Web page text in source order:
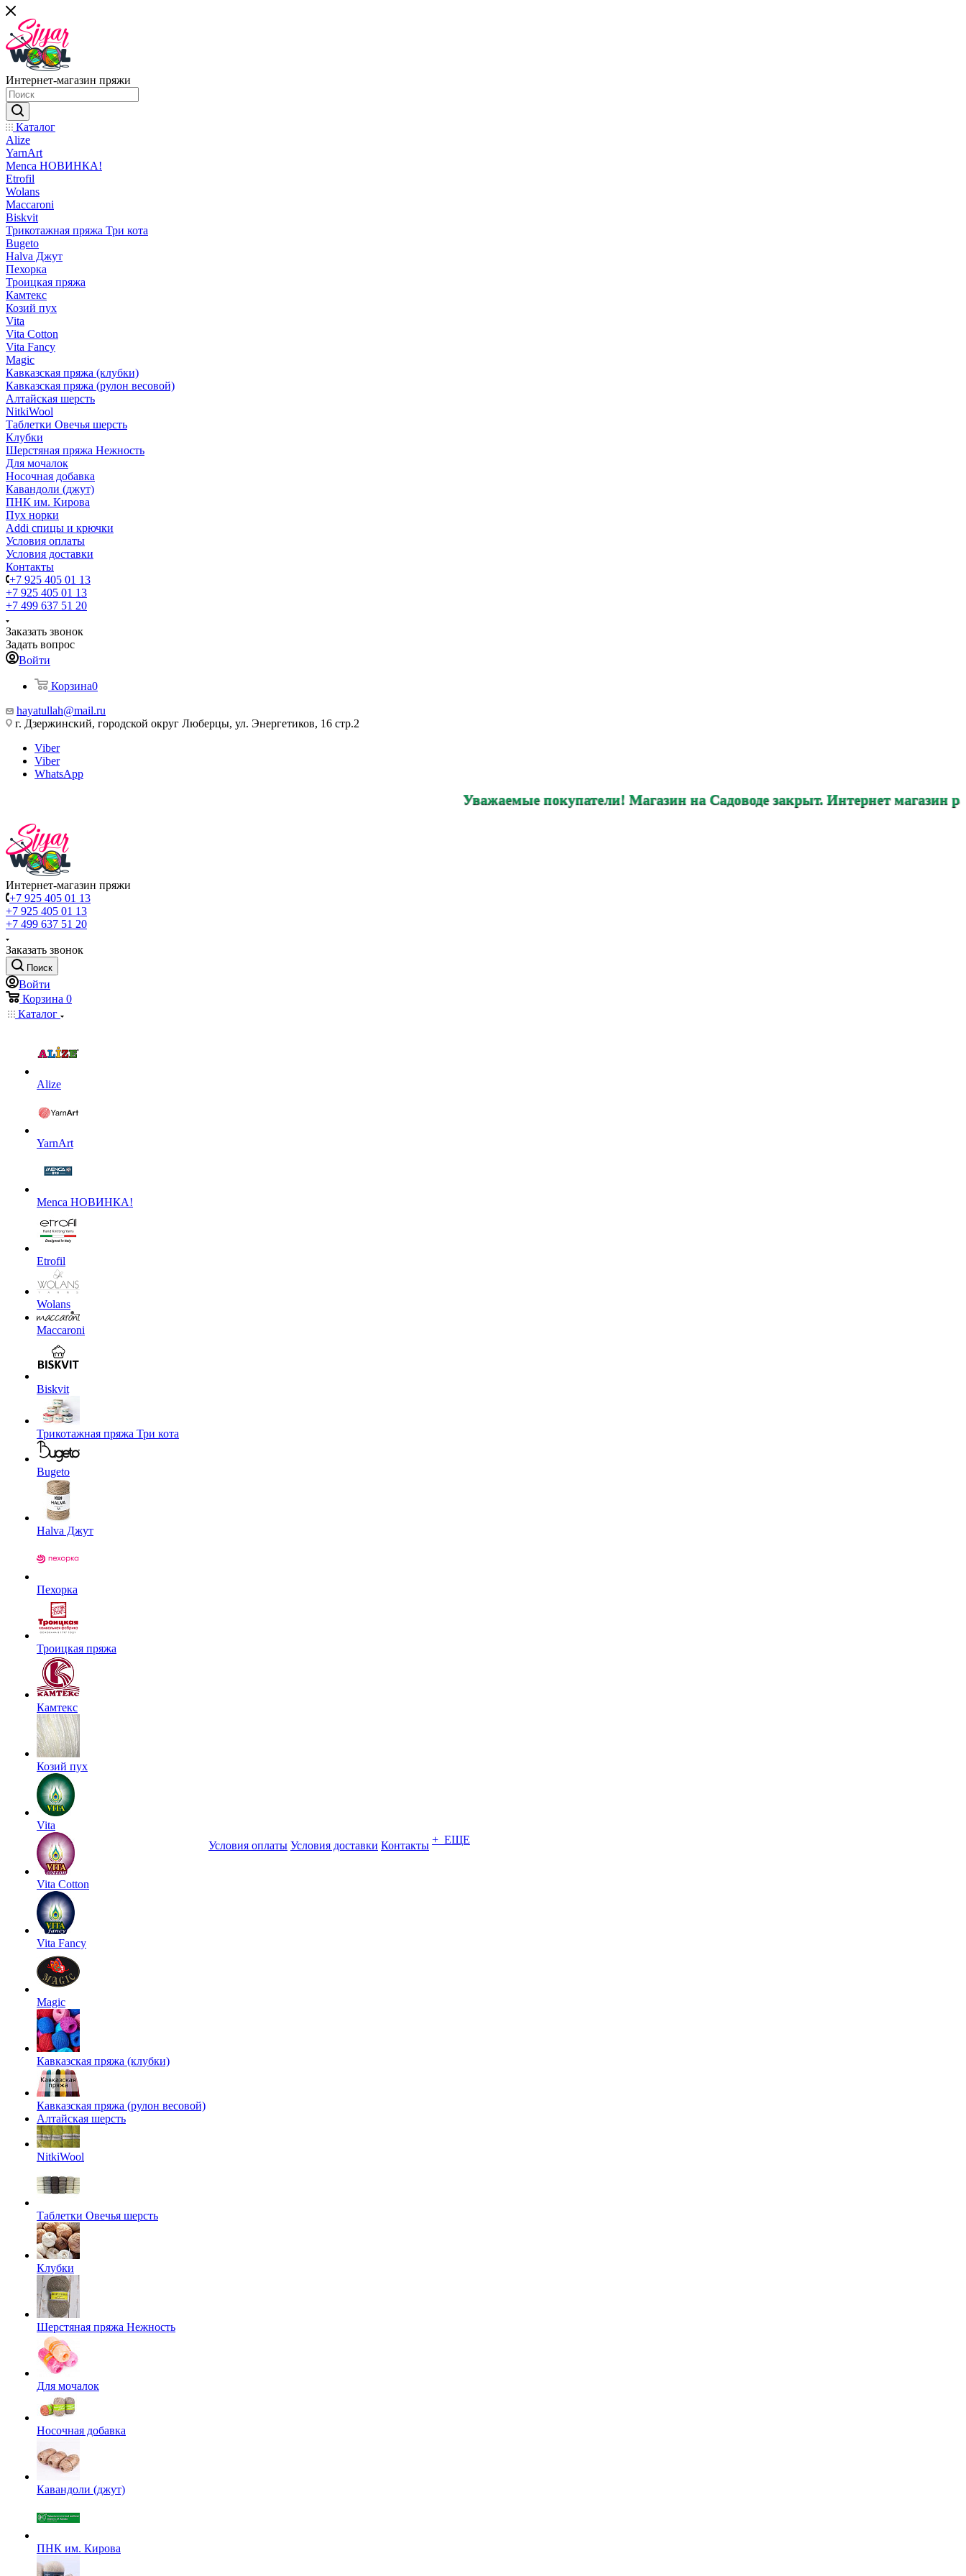
Интернет-магазин пряжи
Каталог
Alize
YarnArt
Menca НОВИНКА!
Etrofil
Wolans
Maccaroni
Biskvit
Трикотажная пряжа Три кота
Bugeto
Halva Джут
Пехорка
Троицкая пряжа
Камтекс
Козий пух
Vita
Vita Cotton
Vita Fancy
Magic
Кавказская пряжа (клубки)
Кавказская пряжа (рулон весовой)
Алтайская шерсть
NitkiWool
Таблетки Овечья шерсть
Клубки
Шерстяная пряжа Нежность
Для мочалок
Носочная добавка
Кавандоли (джут)
ПНК им. Кирова
Пух норки
Addi спицы и крючки
Условия оплаты
Условия доставки
Контакты
+7 925 405 01 13
+7 925 405 01 13
+7 499 637 51 20
Заказать звонок
Задать вопрос
Войти
Корзина0
hayatullah@mail.ru
г. Дзержинский, городской округ Люберцы, ул. Энергетиков, 16 стр.2
Viber
Viber
WhatsApp
Уважаемые покупатели! Магазин на Садоводе закрыт. Интернет магазин
Интернет-магазин пряжи
+7 925 405 01 13
+7 925 405 01 13
+7 499 637 51 20
Заказать звонок
Поиск
Войти
Корзина 0
Каталог
Alize
YarnArt
Menca НОВИНКА!
Etrofil
Wolans
Maccaroni
Biskvit
Трикотажная пряжа Три кота
Bugeto
Halva Джут
Пехорка
Троицкая пряжа
Камтекс
Козий пух
Vita
Vita Cotton
Vita Fancy
Magic
Кавказская пряжа (клубки)
Кавказская пряжа (рулон весовой)
Алтайская шерсть
NitkiWool
Таблетки Овечья шерсть
Клубки
Шерстяная пряжа Нежность
Для мочалок
Носочная добавка
Кавандоли (джут)
ПНК им. Кирова
Условия оплаты Условия доставки Контакты + ЕЩЕ